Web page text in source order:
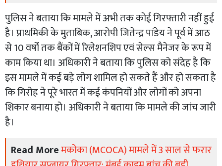
पुलिस ने बताया कि मामले में अभी तक कोई गिरफ्तारी नहीं हुई
है। प्राथमिकी के मुताबिक, आरोपी जितेन्द्र पांडेय ने पूर्व में आठ
से 10 वर्षों तक बैंकों में रिलेशनशिप एवं सेल्स मैनेजर के रूप में
काम किया था। अधिकारी ने बताया कि पुलिस को संदेह है कि
इस मामले में कई बड़े लोग शामिल हो सकते हैं और हो सकता है
कि गिरोह ने पूरे भारत में कई कंपनियों और लोगों को अपना
शिकार बनाया हो। अधिकारी ने बताया कि मामले की जांच जारी
है।
Read Moreमकोका (MCOCA) मामले में 3 साल से फरार